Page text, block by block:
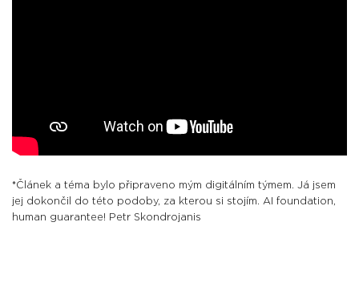
*Článek a téma bylo připraveno mým digitálním týmem. Já jsem
jej dokončil do této podoby, za kterou si stojím. AI foundation,
human guarantee! Petr Skondrojanis